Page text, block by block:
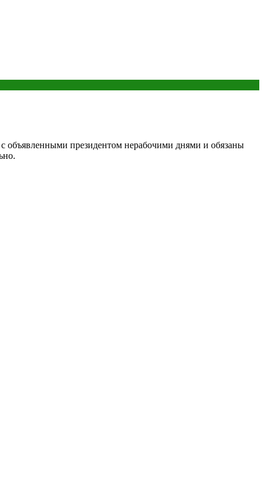
объявленными президентом нерабочими днями и обязаны